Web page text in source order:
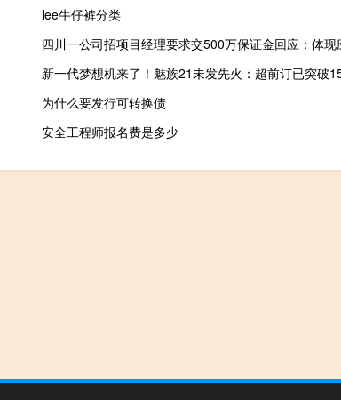
lee牛仔裤分类
新一代梦想机来了！魅族21未发先火：超前订已突破
为什么要发行可转换债
安全工程师报名费是多少